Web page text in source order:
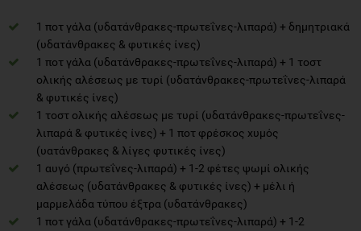
1 ποτ γάλα (υδατάνθρακες-πρωτεΐνες-λιπαρά) + δημητριακά
(υδατάνθρακες & φυτικές ίνες)
1 ποτ γάλα (υδατάνθρακες-πρωτεΐνες-λιπαρά) + 1 τοστ
ολικής αλέσεως με τυρί (υδατάνθρακες-πρωτεΐνες-λιπαρά
& φυτικές ίνες)
1 τοστ ολικής αλέσεως με τυρί (υδατάνθρακες-πρωτεΐνες-
λιπαρά & φυτικές ίνες) + 1 ποτ φρέσκος χυμός
(υατάνθρακες & λίγες φυτικές ίνες)
1 αυγό (πρωτεΐνες-λιπαρά) + 1-2 φέτες ψωμί ολικής
αλέσεως (υδατάνθρακες & φυτικές ίνες) + μέλι ή
μαρμελάδα τύπου έξτρα (υδατάνθρακες)
1 ποτ γάλα (υδατάνθρακες-πρωτεΐνες-λιπαρά) + 1-2